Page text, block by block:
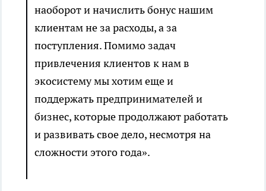
наоборот и начислить бонус нашим
клиентам не за расходы, а за
поступления. Помимо задач
привлечения клиентов к нам в
экосистему мы хотим еще и
поддержать предпринимателей и
бизнес, которые продолжают работать
и развивать свое дело, несмотря на
сложности этого года».